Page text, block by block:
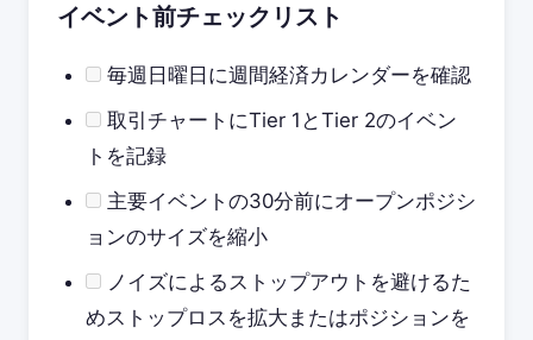
イベント前チェックリスト
毎週日曜日に週間経済カレンダーを確認
取引チャートにTier 1とTier 2のイベン
トを記録
主要イベントの30分前にオープンポジシ
ョンのサイズを縮小
ノイズによるストップアウトを避けるた
めストップロスを拡大またはポジションを